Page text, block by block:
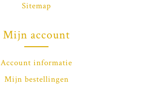
Sitemap
Mijn account
Account informatie
Mijn bestellingen